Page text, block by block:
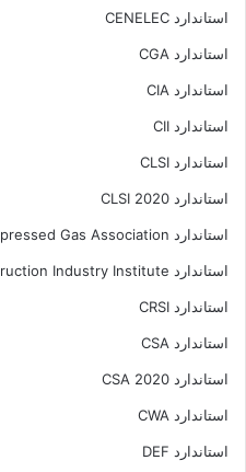
استاندارد CENELEC
استاندارد CGA
استاندارد CIA
استاندارد CII
استاندارد CLSI
استاندارد CLSI 2020
استاندارد Compressed Gas Association
استاندارد Construction Industry Institute
استاندارد CRSI
استاندارد CSA
استاندارد CSA 2020
استاندارد CWA
استاندارد DEF